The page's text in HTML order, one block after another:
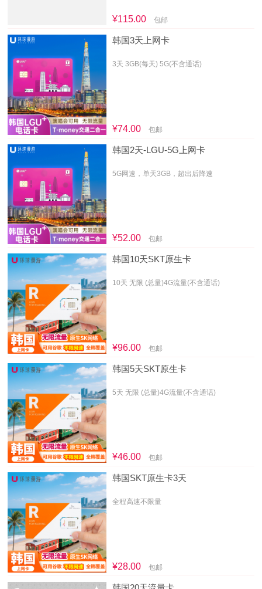
¥115.00 包邮
韩国3天上网卡
3天 3GB(每天) 5G(不含通话)
¥74.00 包邮
韩国2天-LGU-5G上网卡
5G网速，单天3GB，超出后降速
¥52.00 包邮
韩国10天SKT原生卡
10天 无限 (总量)4G流量(不含通话)
¥96.00 包邮
韩国5天SKT原生卡
5天 无限 (总量)4G流量(不含通话)
¥46.00 包邮
韩国SKT原生卡3天
全程高速不限量
¥28.00 包邮